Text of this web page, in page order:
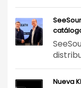
Nueva